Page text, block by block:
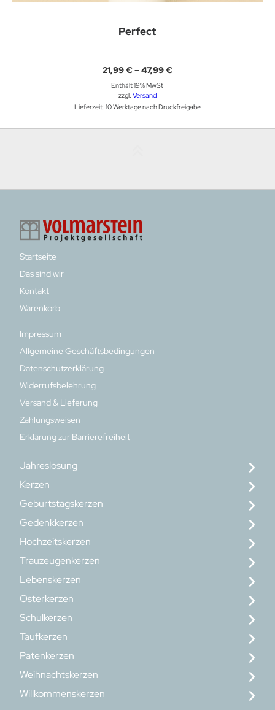
Perfect
21,99€–47,99€Preisspanne:
Enthält 19% MwSt
zzgl. Versand
Lieferzeit: 10 Werktage nach Druckfreigabe
Startseite
Das sind wir
Kontakt
Warenkorb
Impressum
Allgemeine Geschäftsbedingungen
Datenschutzerklärung
Widerrufsbelehrung
Versand & Lieferung
Zahlungsweisen
Erklärung zur Barrierefreiheit
Jahreslosung
Kerzen
Geburtstagskerzen
Gedenkkerzen
Hochzeitskerzen
Trauzeugenkerzen
Lebenskerzen
Osterkerzen
Schulkerzen
Taufkerzen
Patenkerzen
Weihnachtskerzen
Willkommenskerzen